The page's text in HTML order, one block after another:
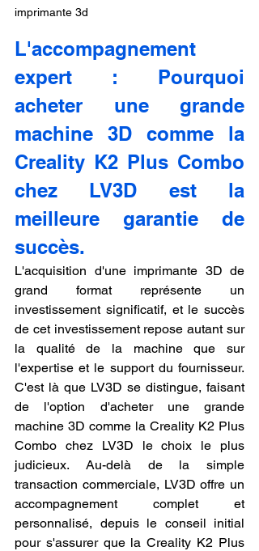
imprimante 3d
L'accompagnement
expert : Pourquoi
acheter une grande
machine 3D comme la
Creality K2 Plus Combo
chez LV3D est la
meilleure garantie de
succès.
L'acquisition d'une imprimante 3D de
grand format représente un
investissement significatif, et le succès
de cet investissement repose autant sur
la qualité de la machine que sur
l'expertise et le support du fournisseur.
C'est là que LV3D se distingue, faisant
de l'option d'acheter une grande
machine 3D comme la Creality K2 Plus
Combo chez LV3D le choix le plus
judicieux. Au-delà de la simple
transaction commerciale, LV3D offre un
accompagnement complet et
personnalisé, depuis le conseil initial
pour s'assurer que la Creality K2 Plus